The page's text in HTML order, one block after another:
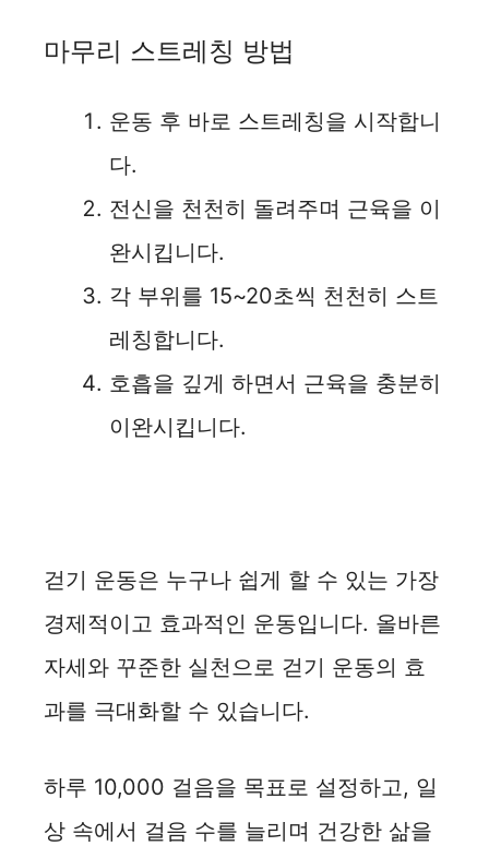
마무리 스트레칭 방법
운동 후 바로 스트레칭을 시작합니
다.
전신을 천천히 돌려주며 근육을 이
완시킵니다.
각 부위를 15~20초씩 천천히 스트
레칭합니다.
호흡을 깊게 하면서 근육을 충분히
이완시킵니다.
걷기 운동은 누구나 쉽게 할 수 있는 가장
경제적이고 효과적인 운동입니다. 올바른
자세와 꾸준한 실천으로 걷기 운동의 효
과를 극대화할 수 있습니다.
하루 10,000 걸음을 목표로 설정하고, 일
상 속에서 걸음 수를 늘리며 건강한 삶을